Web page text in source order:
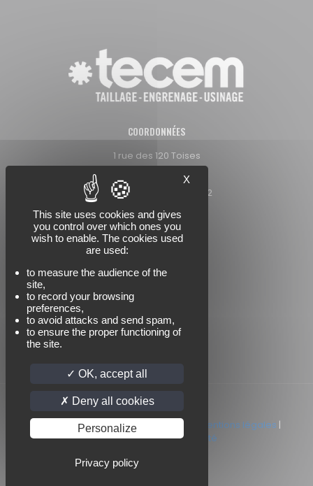
COORDONNÉES
1 rue des 120 Toises
38130 Echirolles
Tél : +33 (0)4 76 09 08 62
© 2025 tecem. Tous droits réservés | Mentions légales |
Politique de confidentialité
X
This site uses cookies and gives
you control over which ones you
wish to enable. The cookies used
are used:
to measure the audience of the
site,
to record your browsing
preferences,
to avoid attacks and send spam,
to ensure the proper functioning of
the site.
OK, accept all
Deny all cookies
Personalize
Privacy policy